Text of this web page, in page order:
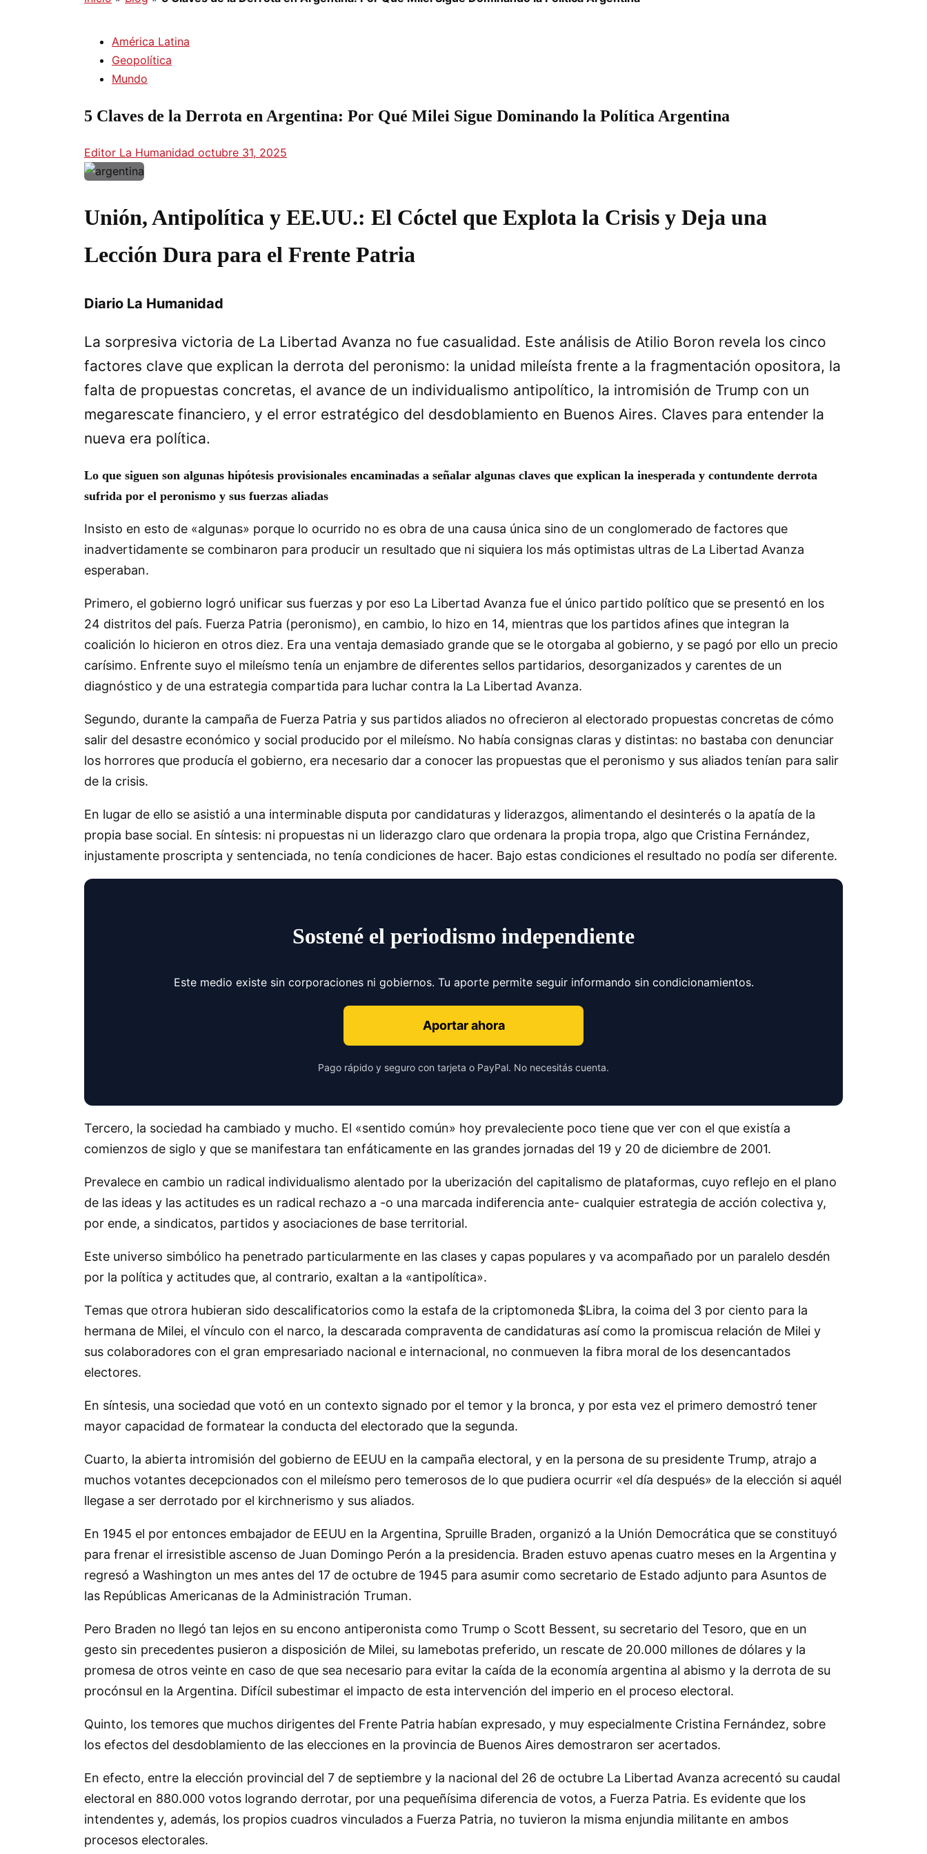
América Latina
Geopolítica
Mundo
5 Claves de la Derrota en Argentina: Por Qué Milei Sigue Dominando la Política Argentina
Editor La Humanidad octubre 31, 2025
Unión, Antipolítica y EE.UU.: El Cóctel que Explota la Crisis y Deja una
Lección Dura para el Frente Patria
Diario La Humanidad
La sorpresiva victoria de La Libertad Avanza no fue casualidad. Este análisis de Atilio Boron revela los cinco
factores clave que explican la derrota del peronismo: la unidad mileísta frente a la fragmentación opositora, la
falta de propuestas concretas, el avance de un individualismo antipolítico, la intromisión de Trump con un
megarescate financiero, y el error estratégico del desdoblamiento en Buenos Aires. Claves para entender la
nueva era política.
Lo que siguen son algunas hipótesis provisionales encaminadas a señalar algunas claves que explican la inesperada y contundente derrota
sufrida por el peronismo y sus fuerzas aliadas
Insisto en esto de «algunas» porque lo ocurrido no es obra de una causa única sino de un conglomerado de factores que
inadvertidamente se combinaron para producir un resultado que ni siquiera los más optimistas ultras de La Libertad Avanza
esperaban.
Primero, el gobierno logró unificar sus fuerzas y por eso La Libertad Avanza fue el único partido político que se presentó en los
24 distritos del país. Fuerza Patria (peronismo), en cambio, lo hizo en 14, mientras que los partidos afines que integran la
coalición lo hicieron en otros diez. Era una ventaja demasiado grande que se le otorgaba al gobierno, y se pagó por ello un precio
carísimo. Enfrente suyo el mileísmo tenía un enjambre de diferentes sellos partidarios, desorganizados y carentes de un
diagnóstico y de una estrategia compartida para luchar contra la La Libertad Avanza.
Segundo, durante la campaña de Fuerza Patria y sus partidos aliados no ofrecieron al electorado propuestas concretas de cómo
salir del desastre económico y social producido por el mileísmo. No había consignas claras y distintas: no bastaba con denunciar
los horrores que producía el gobierno, era necesario dar a conocer las propuestas que el peronismo y sus aliados tenían para salir
de la crisis.
En lugar de ello se asistió a una interminable disputa por candidaturas y liderazgos, alimentando el desinterés o la apatía de la
propia base social. En síntesis: ni propuestas ni un liderazgo claro que ordenara la propia tropa, algo que Cristina Fernández,
injustamente proscripta y sentenciada, no tenía condiciones de hacer. Bajo estas condiciones el resultado no podía ser diferente.
Sostené el periodismo independiente
Este medio existe sin corporaciones ni gobiernos. Tu aporte permite seguir informando sin condicionamientos.
Aportar ahora
Pago rápido y seguro con tarjeta o PayPal. No necesitás cuenta.
Tercero, la sociedad ha cambiado y mucho. El «sentido común» hoy prevaleciente poco tiene que ver con el que existía a
comienzos de siglo y que se manifestara tan enfáticamente en las grandes jornadas del 19 y 20 de diciembre de 2001.
Prevalece en cambio un radical individualismo alentado por la uberización del capitalismo de plataformas, cuyo reflejo en el plano
de las ideas y las actitudes es un radical rechazo a -o una marcada indiferencia ante- cualquier estrategia de acción colectiva y,
por ende, a sindicatos, partidos y asociaciones de base territorial.
Este universo simbólico ha penetrado particularmente en las clases y capas populares y va acompañado por un paralelo desdén
por la política y actitudes que, al contrario, exaltan a la «antipolítica».
Temas que otrora hubieran sido descalificatorios como la estafa de la criptomoneda $Libra, la coima del 3 por ciento para la
hermana de Milei, el vínculo con el narco, la descarada compraventa de candidaturas así como la promiscua relación de Milei y
sus colaboradores con el gran empresariado nacional e internacional, no conmueven la fibra moral de los desencantados
electores.
En síntesis, una sociedad que votó en un contexto signado por el temor y la bronca, y por esta vez el primero demostró tener
mayor capacidad de formatear la conducta del electorado que la segunda.
Cuarto, la abierta intromisión del gobierno de EEUU en la campaña electoral, y en la persona de su presidente Trump, atrajo a
muchos votantes decepcionados con el mileísmo pero temerosos de lo que pudiera ocurrir «el día después» de la elección si aquél
llegase a ser derrotado por el kirchnerismo y sus aliados.
En 1945 el por entonces embajador de EEUU en la Argentina, Spruille Braden, organizó a la Unión Democrática que se constituyó
para frenar el irresistible ascenso de Juan Domingo Perón a la presidencia. Braden estuvo apenas cuatro meses en la Argentina y
regresó a Washington un mes antes del 17 de octubre de 1945 para asumir como secretario de Estado adjunto para Asuntos de
las Repúblicas Americanas de la Administración Truman.
Pero Braden no llegó tan lejos en su encono antiperonista como Trump o Scott Bessent, su secretario del Tesoro, que en un
gesto sin precedentes pusieron a disposición de Milei, su lamebotas preferido, un rescate de 20.000 millones de dólares y la
promesa de otros veinte en caso de que sea necesario para evitar la caída de la economía argentina al abismo y la derrota de su
procónsul en la Argentina. Difícil subestimar el impacto de esta intervención del imperio en el proceso electoral.
Quinto, los temores que muchos dirigentes del Frente Patria habían expresado, y muy especialmente Cristina Fernández, sobre
los efectos del desdoblamiento de las elecciones en la provincia de Buenos Aires demostraron ser acertados.
En efecto, entre la elección provincial del 7 de septiembre y la nacional del 26 de octubre La Libertad Avanza acrecentó su caudal
electoral en 880.000 votos logrando derrotar, por una pequeñísima diferencia de votos, a Fuerza Patria. Es evidente que los
intendentes y, además, los propios cuadros vinculados a Fuerza Patria, no tuvieron la misma enjundia militante en ambos
procesos electorales.